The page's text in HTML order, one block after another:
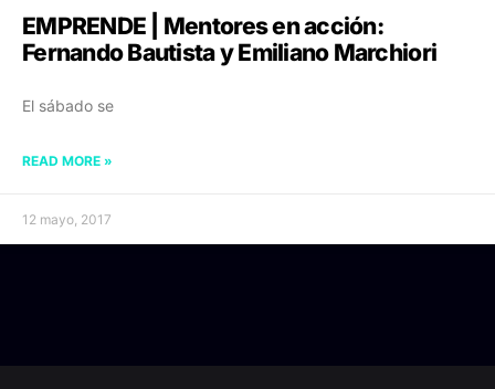
EMPRENDE | Mentores en acción:
Fernando Bautista y Emiliano Marchiori
El sábado se
READ MORE »
12 mayo, 2017